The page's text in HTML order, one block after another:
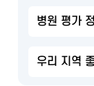
병원 평가
우리 지역